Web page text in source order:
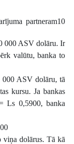
partneram10
000 ASV dolāru. Ir
valūtu, banka to
ASV dolāru, tā
kursu. Ja bankas
Ls 0,5900, banka
dolārus. Tā kā